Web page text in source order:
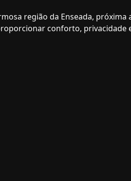
região da Enseada, próxima
conforto, privacidade